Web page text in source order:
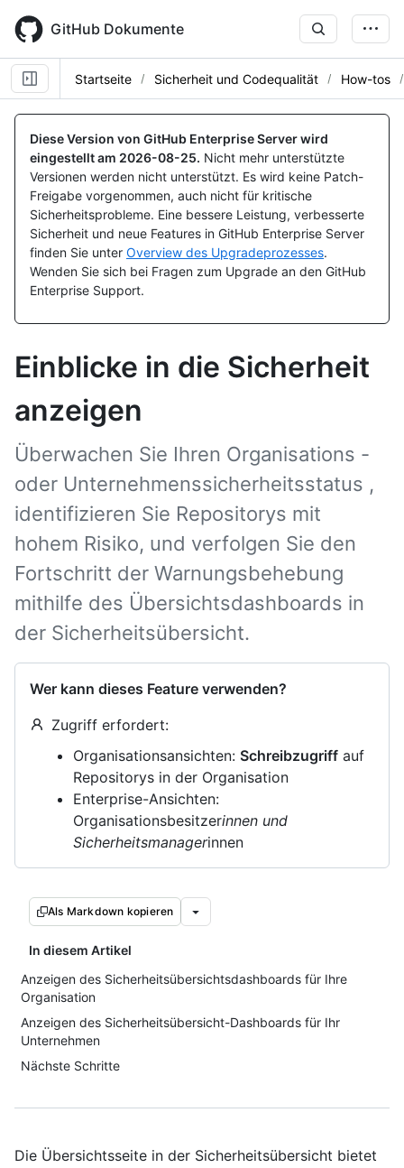
main
content
GitHub Dokumente
Startseite Sicherheit und Codequalität How-tos
Diese Version von GitHub Enterprise Server wird
eingestellt am 2026-08-25. Nicht mehr unterstützte
Versionen werden nicht unterstützt. Es wird keine Patch-
Freigabe vorgenommen, auch nicht für kritische
Sicherheitsprobleme. Eine bessere Leistung, verbesserte
Sicherheit und neue Features in GitHub Enterprise Server
finden Sie unter Overview des Upgradeprozesses.
Wenden Sie sich bei Fragen zum Upgrade an den GitHub
Enterprise Support.
Einblicke in die Sicherheit
anzeigen
Überwachen Sie Ihren Organisations -
oder Unternehmenssicherheitsstatus ,
identifizieren Sie Repositorys mit
hohem Risiko, und verfolgen Sie den
Fortschritt der Warnungsbehebung
mithilfe des Übersichtsdashboards in
der Sicherheitsübersicht.
Wer kann dieses Feature verwenden?
Zugriff erfordert:
Organisationsansichten: Schreibzugriff auf
Repositorys in der Organisation
Enterprise-Ansichten:
Organisationsbesitzerinnen und
Sicherheitsmanagerinnen
Als Markdown kopieren
In diesem Artikel
Anzeigen des Sicherheitsübersichtsdashboards für Ihre
Organisation
Anzeigen des Sicherheitsübersicht-Dashboards für Ihr
Unternehmen
Nächste Schritte
Die Übersichtsseite in der Sicherheitsübersicht bietet